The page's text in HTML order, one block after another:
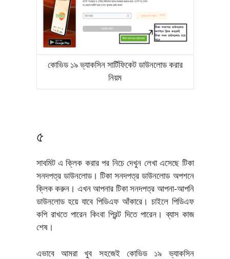
কোভিড ১৯ ভ্যাকসিন সার্টিফিকেট ডাউনলোড করার
নিয়ম
৫
সাবমিট এ ক্লিক করার পর নিচে দেখুন লেখা এসেছে টিকা
সনদপত্র ডাউনলোড। টিকা সনদপত্র ডাউনলোড অপশনে
ক্লিক করুন। এখন আপনার টিকা সনদপত্র আপনা-আপনি
ডাউনলোড হয়ে যাবে পিডিএফ আঁকারে। চাইলে পিডিএফ
কপি রাখতে পারেন কিংবা প্রিন্ট দিতে পারেন। ব্যাস কাজ
শেষ।
এভাবে আমরা খুব সহজেই কোভিড ১৯ ভ্যাকসিন